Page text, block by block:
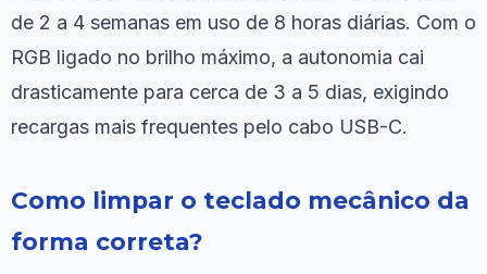
de 2 a 4 semanas em uso de 8 horas diárias. Com o
RGB ligado no brilho máximo, a autonomia cai
drasticamente para cerca de 3 a 5 dias, exigindo
recargas mais frequentes pelo cabo USB-C.
Como limpar o teclado mecânico da
forma correta?